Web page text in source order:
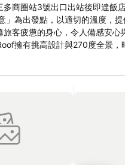
商圈站3號出口出站後即達飯
，令人備感安心與放鬆。 和逸飯店‧
擁有挑高設計與270度全景